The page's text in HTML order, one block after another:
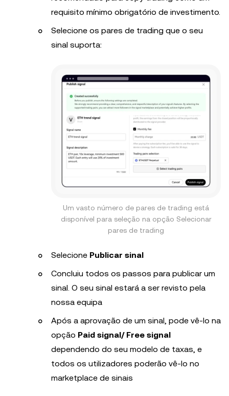
requisito mínimo obrigatório de investimento.
Selecione os pares de trading que o seu
sinal suporta:
Um vasto número de pares de trading está
disponível para seleção na opção Selecionar
pares de trading
Selecione Publicar sinal
Concluiu todos os passos para publicar um
sinal. O seu sinal estará a ser revisto pela
nossa equipa
Após a aprovação de um sinal, pode vê-lo na
opção Paid signal/ Free signal
dependendo do seu modelo de taxas, e
todos os utilizadores poderão vê-lo no
marketplace de sinais